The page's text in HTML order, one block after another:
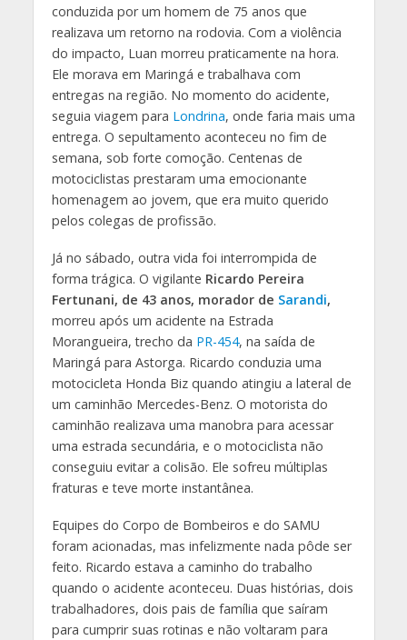
conduzida por um homem de 75 anos que
realizava um retorno na rodovia. Com a violência
do impacto, Luan morreu praticamente na hora.
Ele morava em Maringá e trabalhava com
entregas na região. No momento do acidente,
seguia viagem para Londrina, onde faria mais uma
entrega. O sepultamento aconteceu no fim de
semana, sob forte comoção. Centenas de
motociclistas prestaram uma emocionante
homenagem ao jovem, que era muito querido
pelos colegas de profissão.
Já no sábado, outra vida foi interrompida de
forma trágica. O vigilante Ricardo Pereira
Fertunani, de 43 anos, morador de Sarandi,
morreu após um acidente na Estrada
Morangueira, trecho da PR-454, na saída de
Maringá para Astorga. Ricardo conduzia uma
motocicleta Honda Biz quando atingiu a lateral de
um caminhão Mercedes-Benz. O motorista do
caminhão realizava uma manobra para acessar
uma estrada secundária, e o motociclista não
conseguiu evitar a colisão. Ele sofreu múltiplas
fraturas e teve morte instantânea.
Equipes do Corpo de Bombeiros e do SAMU
foram acionadas, mas infelizmente nada pôde ser
feito. Ricardo estava a caminho do trabalho
quando o acidente aconteceu. Duas histórias, dois
trabalhadores, dois pais de família que saíram
para cumprir suas rotinas e não voltaram para